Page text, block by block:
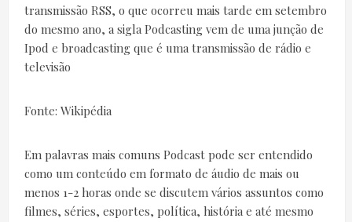
transmissão RSS, o que ocorreu mais tarde em setembro
do mesmo ano, a sigla Podcasting vem de uma junção de
Ipod e broadcasting que é uma transmissão de rádio e
televisão
Fonte: Wikipédia
Em palavras mais comuns Podcast pode ser entendido
como um conteúdo em formato de áudio de mais ou
menos 1-2 horas onde se discutem vários assuntos como
filmes, séries, esportes, política, história e até mesmo